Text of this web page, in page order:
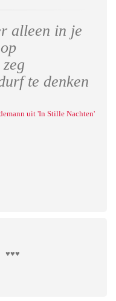
alleen in je
te denken
uit 'In Stille Nachten'
♥️♥️♥️